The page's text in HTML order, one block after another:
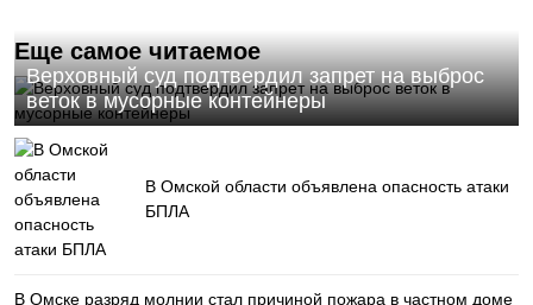
Еще самое читаемое
Верховный суд подтвердил запрет на выброс
веток в мусорные контейнеры
В Омской области объявлена опасность атаки
БПЛА
В Омске разряд молнии стал причиной пожара в частном доме